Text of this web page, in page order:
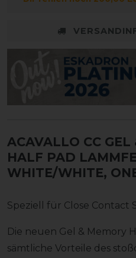
ACAVALLO CC
HALF PAD
WHITE/WHITE,
Speziell für Close Contact
Die neuen Gel & Memory
sämtliche Vorteile des